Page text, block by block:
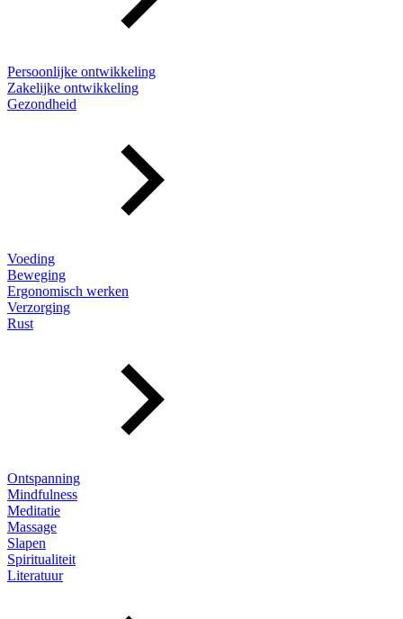
Persoonlijke ontwikkeling
Zakelijke ontwikkeling
Gezondheid
Voeding
Beweging
Ergonomisch werken
Verzorging
Rust
Ontspanning
Mindfulness
Meditatie
Massage
Slapen
Spiritualiteit
Literatuur